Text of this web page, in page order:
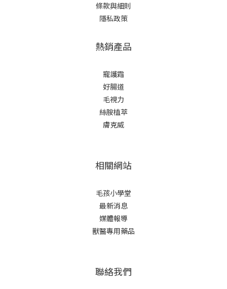
條款與細則
隱私政策
熱銷產品
寵護霜
好腸道
毛視力
絲胺植萃
膚克威
相關網站
毛孩小學堂
最新消息
媒體報導
獸醫專用藥品
聯絡我們